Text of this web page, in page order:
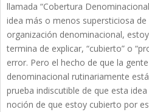
llamada “Cobertura
idea más o menos supersticiosa
organización denominacional,
termina de explicar, “cubierto” o
error. Pero el hecho de que la
denominacional rutinariamente
prueba indiscutible de que esta
noción de que estoy cubierto por